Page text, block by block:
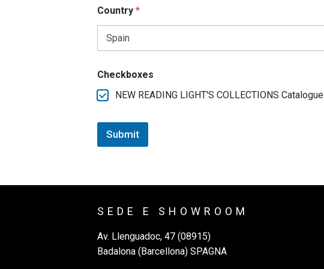
Country *
Checkboxes
NEW READING LIGHT'S COLLECTIONS Catalogue
Submit
SEDE E SHOWROOM
Av. Llenguadoc, 47 (08915)
Badalona (Barcellona) SPAGNA